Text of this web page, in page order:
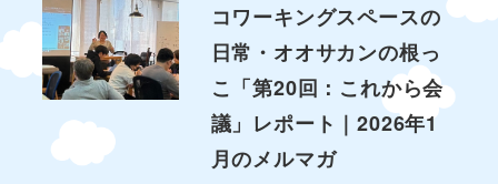
コワーキングスペースの
日常・オオサカンの根っ
こ「第20回：これから会
議」レポート｜2026年1
月のメルマガ